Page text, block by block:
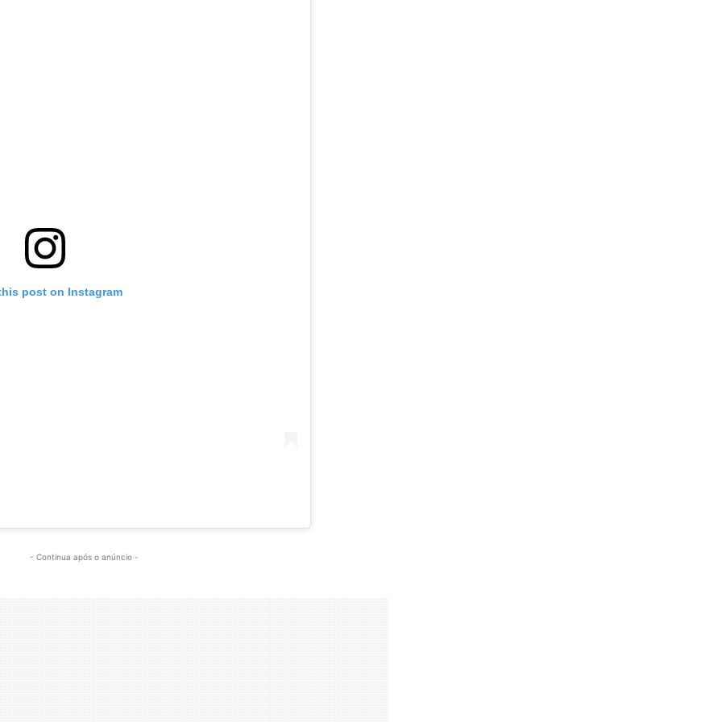
post on Instagram
- Continua após o anúncio -